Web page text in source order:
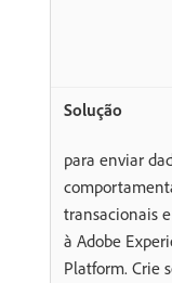
para enviar
transacionais
à Adobe
Platform. Crie